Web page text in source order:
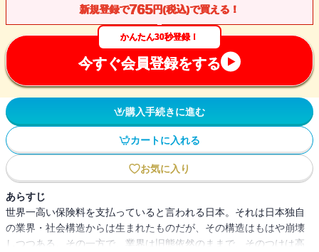
新規登録で765円(税込)で買える！
かんたん30秒登録！
今すぐ会員登録をする
購入手続きに進む
カートに入れる
お気に入り
あらすじ
世界一高い保険料を支払っていると言われる日本。それは日本独自
の業界・社会構造からは生まれたものだが、その構造はもはや崩壊
しつつある。その一方で、業界は旧態依然のままで、そのつけは高